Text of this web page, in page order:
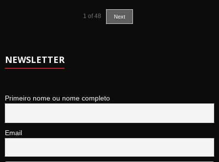
1 of 48 Next
NEWSLETTER
Primeiro nome ou nome completo
Email